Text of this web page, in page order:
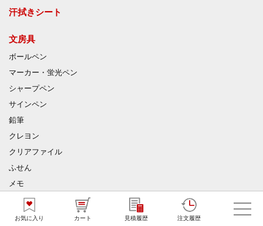
お気に入り カート 見積履歴 注文履歴
汗拭きシート
文房具
ボールペン
マーカー・蛍光ペン
シャープペン
サインペン
鉛筆
クレヨン
クリアファイル
ふせん
メモ
ノート
手帳